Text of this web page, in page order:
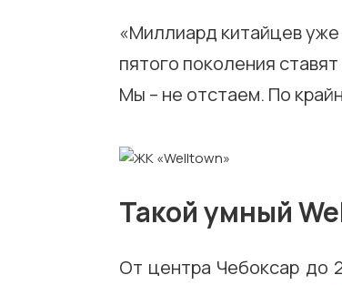
«Миллиард китайцев
пятого поколения
Мы – не отстаем. По
Такой умный
От центра Чебоксар до